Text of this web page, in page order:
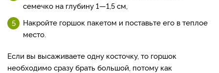
семечко на глубину 1—1,5 см,
Накройте горшок пакетом и поставьте его в теплое
место.
Если вы высаживаете одну косточку, то горшок
необходимо сразу брать большой, потому как